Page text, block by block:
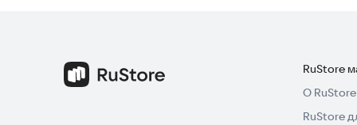
RuStore
О RuStore
RuStore